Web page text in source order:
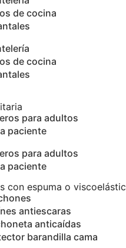
de cocina
de cocina
para adultos
paciente
para adultos
paciente
con espuma o
antiescaras
anticaídas
barandilla cama